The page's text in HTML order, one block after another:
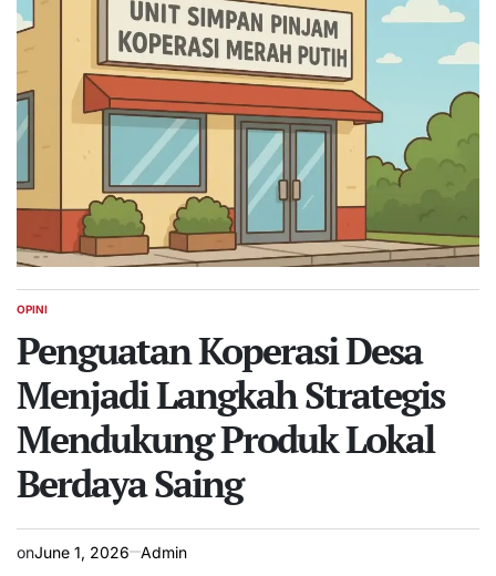
POSTED
OPINI
Penguatan Koperasi Desa
Menjadi Langkah Strategis
Mendukung Produk Lokal
Berdaya Saing
onJune 1, 2026 Admin